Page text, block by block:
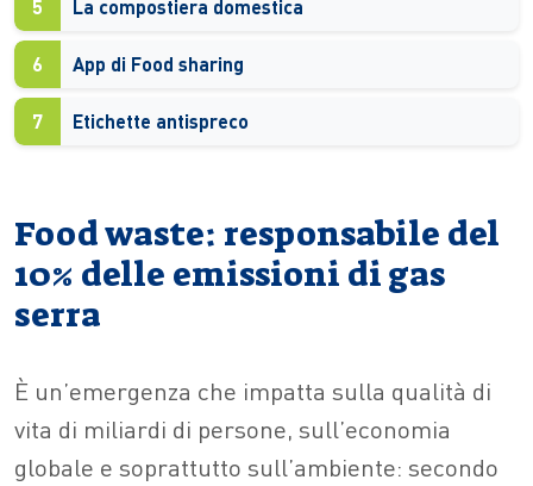
5 La compostiera domestica
6 App di Food sharing
7 Etichette antispreco
Food waste: responsabile del
10% delle emissioni di gas
serra
È un’emergenza che impatta sulla qualità di
vita di miliardi di persone, sull’economia
globale e soprattutto sull’ambiente: secondo